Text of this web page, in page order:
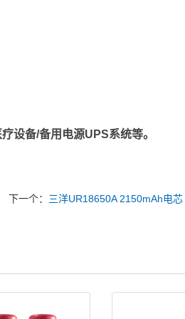
设备/备用电源UPS系统等。
下一个： 三洋UR18650A 2150mAh电芯